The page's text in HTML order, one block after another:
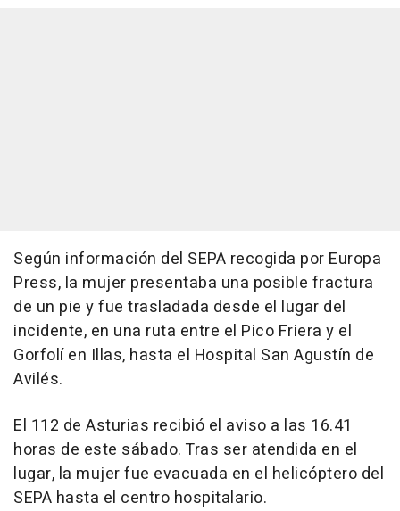
Según información del SEPA recogida por Europa
Press, la mujer presentaba una posible fractura
de un pie y fue trasladada desde el lugar del
incidente, en una ruta entre el Pico Friera y el
Gorfolí en Illas, hasta el Hospital San Agustín de
Avilés.
El 112 de Asturias recibió el aviso a las 16.41
horas de este sábado. Tras ser atendida en el
lugar, la mujer fue evacuada en el helicóptero del
SEPA hasta el centro hospitalario.